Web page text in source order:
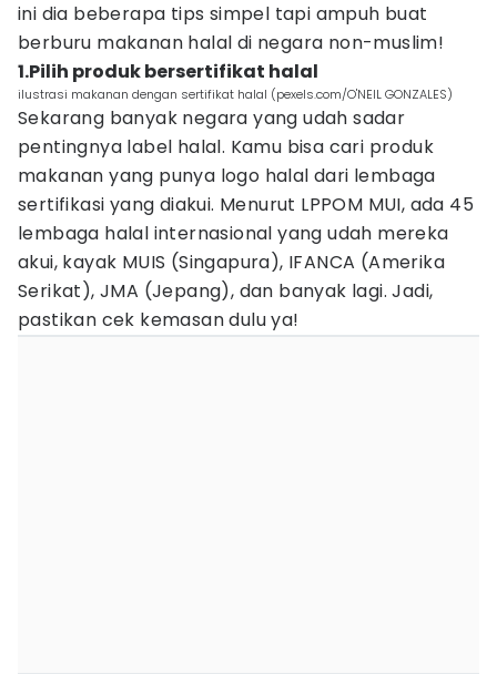
ini dia beberapa tips simpel tapi ampuh buat
berburu makanan halal di negara non-muslim!
1.Pilih produk bersertifikat halal
ilustrasi makanan dengan sertifikat halal (pexels.com/O'NEIL GONZALES)
Sekarang banyak negara yang udah sadar
pentingnya label halal. Kamu bisa cari produk
makanan yang punya logo halal dari lembaga
sertifikasi yang diakui. Menurut LPPOM MUI, ada 45
lembaga halal internasional yang udah mereka
akui, kayak MUIS (Singapura), IFANCA (Amerika
Serikat), JMA (Jepang), dan banyak lagi. Jadi,
pastikan cek kemasan dulu ya!